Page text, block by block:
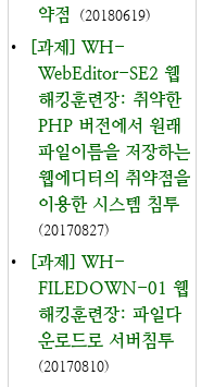
약점
(20180619)
•
[과제] WH-
WebEditor-SE2 웹
해킹훈련장: 취약한
PHP 버전에서 원래
파일이름을 저장하는
웹에디터의 취약점을
이용한 시스템 침투
(20170827)
•
[과제] WH-
FILEDOWN-01 웹
해킹훈련장: 파일다
운로드로 서버침투
(20170810)